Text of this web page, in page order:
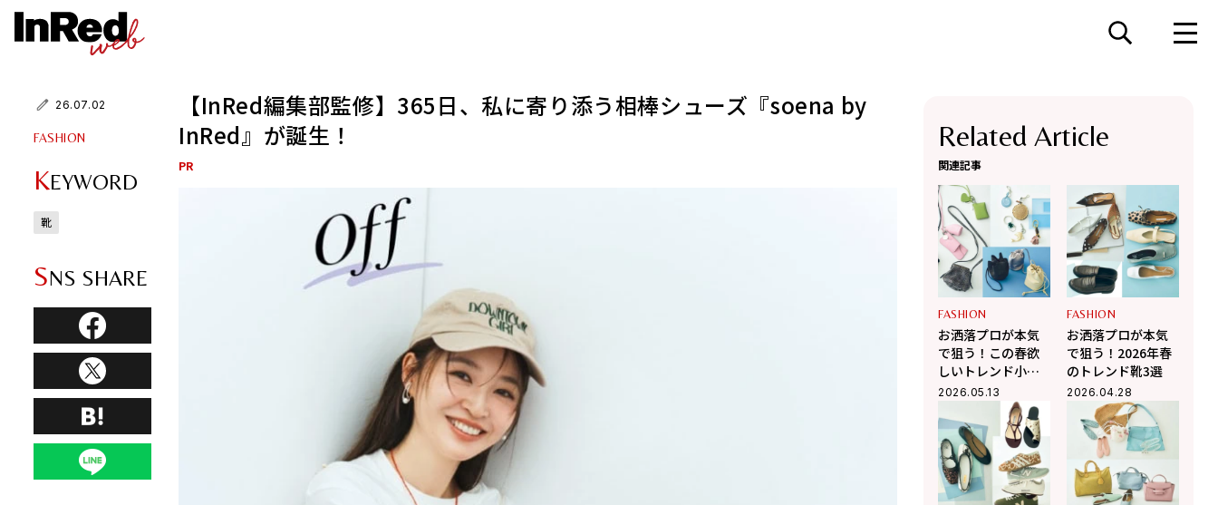
【InRed編集部監修】365日、私に寄り添う相棒シューズ『soena by
InRed』が誕生！
PR
26.07.02
FASHION
KEYWORD
靴
SNS SHARE
Related Article
関連記事
FASHION
お洒落プロが本気
で狙う！この春欲
しいトレンド小物
３選
2026.05.13
FASHION
お洒落プロが本気
で狙う！2026年春
のトレンド靴3選
2026.04.28